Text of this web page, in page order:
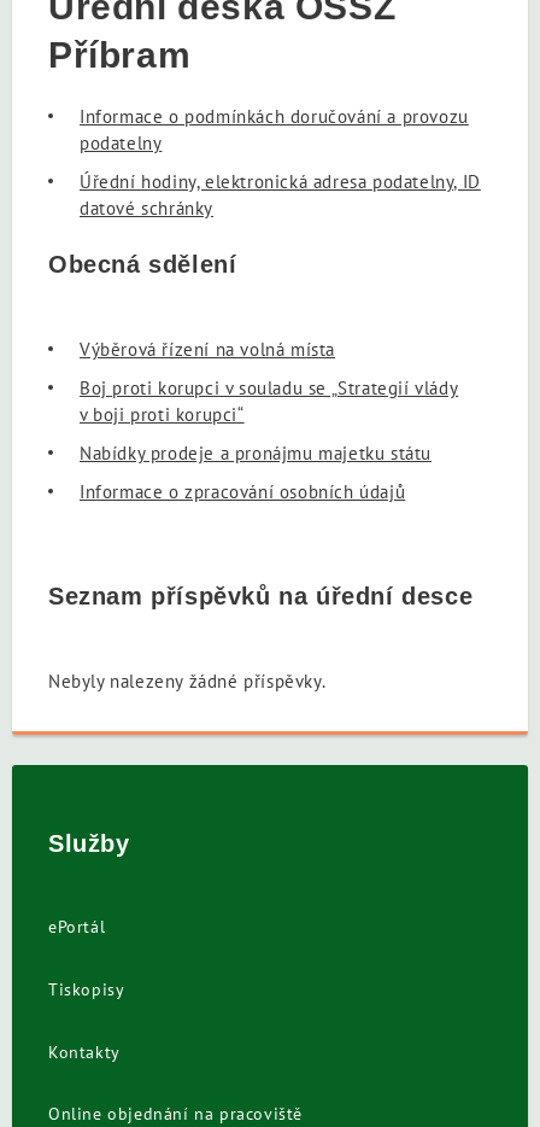
Příbram
Informace o podmínkách doručování a provozu
podatelny
Úřední hodiny, elektronická adresa podatelny, ID
datové schránky
Obecná sdělení
Výběrová řízení na volná místa
Boj proti korupci v souladu se „Strategií vlády
v boji proti korupci“
Nabídky prodeje a pronájmu majetku státu
Informace o zpracování osobních údajů
Seznam příspěvků na úřední desce
Nebyly nalezeny žádné příspěvky.
Služby
ePortál
Tiskopisy
Kontakty
Online objednání na pracoviště